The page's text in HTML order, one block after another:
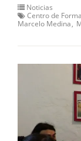
Noticias
Centro de
Marcelo Medina